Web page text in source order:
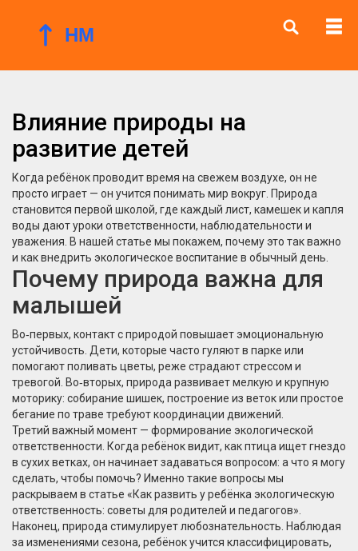
Влияние природы на
развитие детей
Когда ребёнок проводит время на свежем воздухе, он не
просто играет — он учится понимать мир вокруг. Природа
становится первой школой, где каждый лист, камешек и капля
воды дают уроки ответственности, наблюдательности и
уважения. В нашей статье мы покажем, почему это так важно
и как внедрить экологическое воспитание в обычный день.
Почему природа важна для
малышей
Во‑первых, контакт с природой повышает эмоциональную
устойчивость. Дети, которые часто гуляют в парке или
помогают поливать цветы, реже страдают стрессом и
тревогой. Во‑вторых, природа развивает мелкую и крупную
моторику: собирание шишек, построение из веток или простое
бегание по траве требуют координации движений.
Третий важный момент — формирование экологической
ответственности. Когда ребёнок видит, как птица ищет гнездо
в сухих ветках, он начинает задаваться вопросом: а что я могу
сделать, чтобы помочь? Именно такие вопросы мы
раскрываем в статье «Как развить у ребёнка экологическую
ответственность: советы для родителей и педагогов».
Наконец, природа стимулирует любознательность. Наблюдая
за изменениями сезона, ребёнок учится классифицировать,